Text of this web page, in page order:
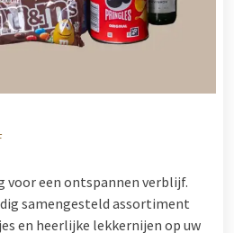
voor een ontspannen verblijf.
samengesteld assortiment
en heerlijke lekkernijen op uw